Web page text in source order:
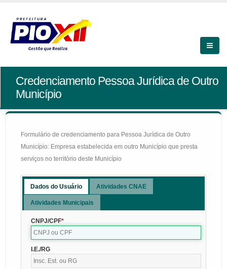
Credenciamento Pessoa Jurídica de Outro
Município
Formulário de credenciamento para Pessoa Jurídica de Outro
Município: Empresa estabelecida em outro Município que presta
serviços no território deste Município
Dados do Usuário Atividades CNAE
Atividades Municipais
CNPJ/CPF
I.E./RG